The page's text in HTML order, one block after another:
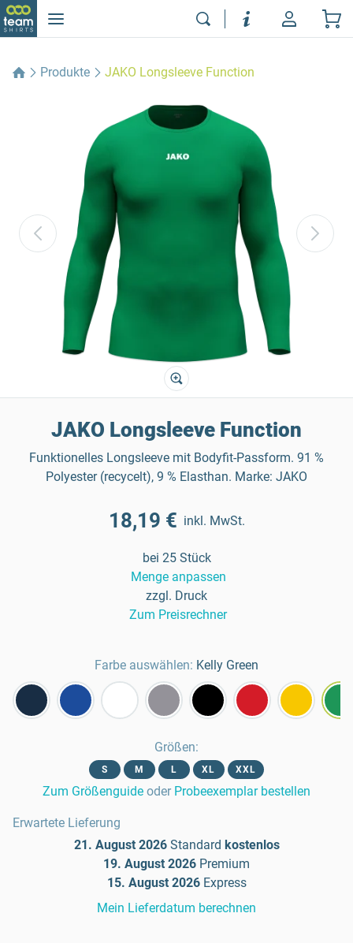
Produkte JAKO Longsleeve Function
JAKO Longsleeve Function
Funktionelles Longsleeve mit Bodyfit-Passform. 91 %
Polyester (recycelt), 9 % Elasthan. Marke: JAKO
18,19 € inkl. MwSt.
bei 25 Stück
Menge anpassen
zzgl. Druck
Zum Preisrechner
Farbe auswählen: Kelly Green
Größen:
S M L XL XXL
Zum Größenguide oder Probeexemplar bestellen
Erwartete Lieferung
21. August 2026 Standard kostenlos
19. August 2026 Premium
15. August 2026 Express
Mein Lieferdatum berechnen